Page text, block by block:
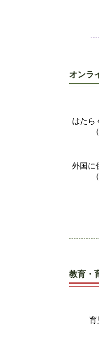
オンラ
はたら
外国に
教育・
育